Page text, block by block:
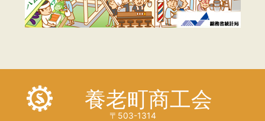
養老町商工会
〒503-1314